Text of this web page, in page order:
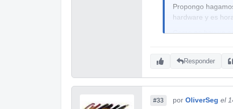
Propongo
hardware y es
Como no hay un
Propongo la
se guardan los
Esa es la duda,
Responder
#33 por OliverSeg el